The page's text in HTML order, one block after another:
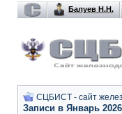
Балуев Н.Н.
СЦБИСТ - сайт
Записи в Январь 2026